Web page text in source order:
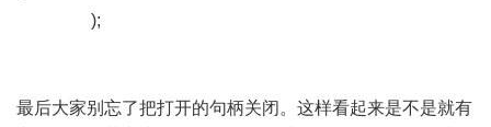
);
最后大家别忘了把打开的句柄关闭。这样看起来是不是就有